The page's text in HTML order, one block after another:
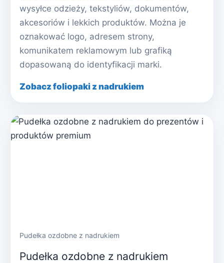
wysyłce odzieży, tekstyliów, dokumentów,
akcesoriów i lekkich produktów. Można je
oznakować logo, adresem strony,
komunikatem reklamowym lub grafiką
dopasowaną do identyfikacji marki.
Zobacz foliopaki z nadrukiem
Pudełka ozdobne z nadrukiem
Pudełka ozdobne z nadrukiem